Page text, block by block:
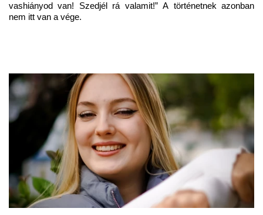
vashiányod van! Szedjél rá valamit!” A történetnek azonban
nem itt van a vége.